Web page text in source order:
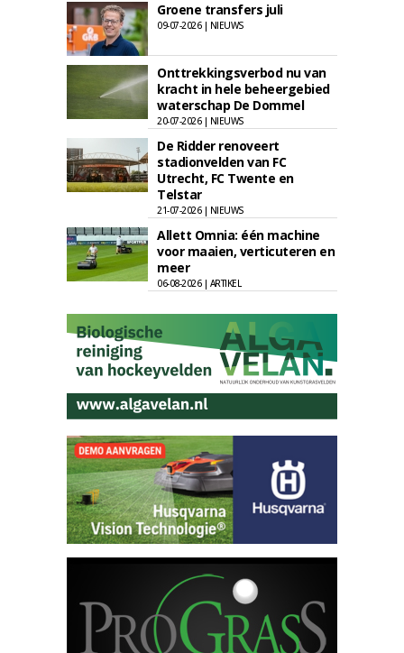
Groene transfers juli
09-07-2026 | NIEUWS
Onttrekkingsverbod nu van
kracht in hele beheergebied
waterschap De Dommel
20-07-2026 | NIEUWS
De Ridder renoveert
stadionvelden van FC
Utrecht, FC Twente en
Telstar
21-07-2026 | NIEUWS
Allett Omnia: één machine
voor maaien, verticuteren en
meer
06-08-2026 | ARTIKEL